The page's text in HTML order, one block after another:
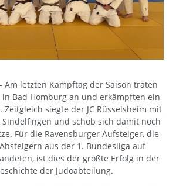
Am letzten Kampftag der Saison traten
Bad Homburg an und erkämpften ein
Zeitgleich siegte der JC Rüsselsheim mit
Sindelfingen und schob sich damit noch
Für die Ravensburger Aufsteiger, die
aus der 1. Bundesliga auf
ist dies der größte Erfolg in der
der Judoabteilung.